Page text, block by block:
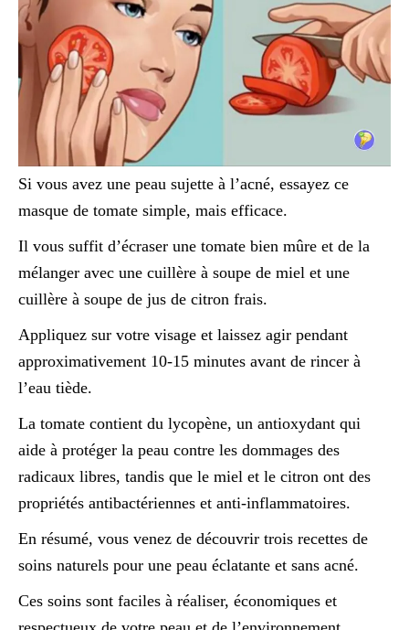
Si vous avez une peau sujette à l’acné, essayez ce
masque de tomate simple, mais efficace.
Il vous suffit d’écraser une tomate bien mûre et de la
mélanger avec une cuillère à soupe de miel et une
cuillère à soupe de jus de citron frais.
Appliquez sur votre visage et laissez agir pendant
approximativement 10-15 minutes avant de rincer à
l’eau tiède.
La tomate contient du lycopène, un antioxydant qui
aide à protéger la peau contre les dommages des
radicaux libres, tandis que le miel et le citron ont des
propriétés antibactériennes et anti-inflammatoires.
En résumé, vous venez de découvrir trois recettes de
soins naturels pour une peau éclatante et sans acné.
Ces soins sont faciles à réaliser, économiques et